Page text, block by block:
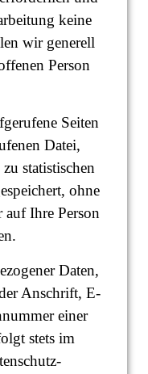
keine
wir generell
Person
Seiten
Datei,
statistischen
ohne
auf Ihre Person
Daten,
Anschrift, E-
einer
stets im